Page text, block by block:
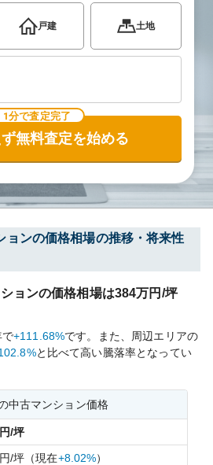
戸建 土地
1分で査定完了
無料査定を始める
ョンの価格相場の推移・将来性
ョンの価格相場は384万円/坪
で+111.68%です。
また、周辺エリアの
と比べて高い騰落率となってい
中古マンション価格
/坪
/坪 （現在+8.02%）